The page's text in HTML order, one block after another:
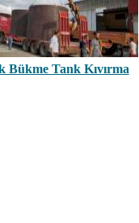
Bükme Tank Kıvırma